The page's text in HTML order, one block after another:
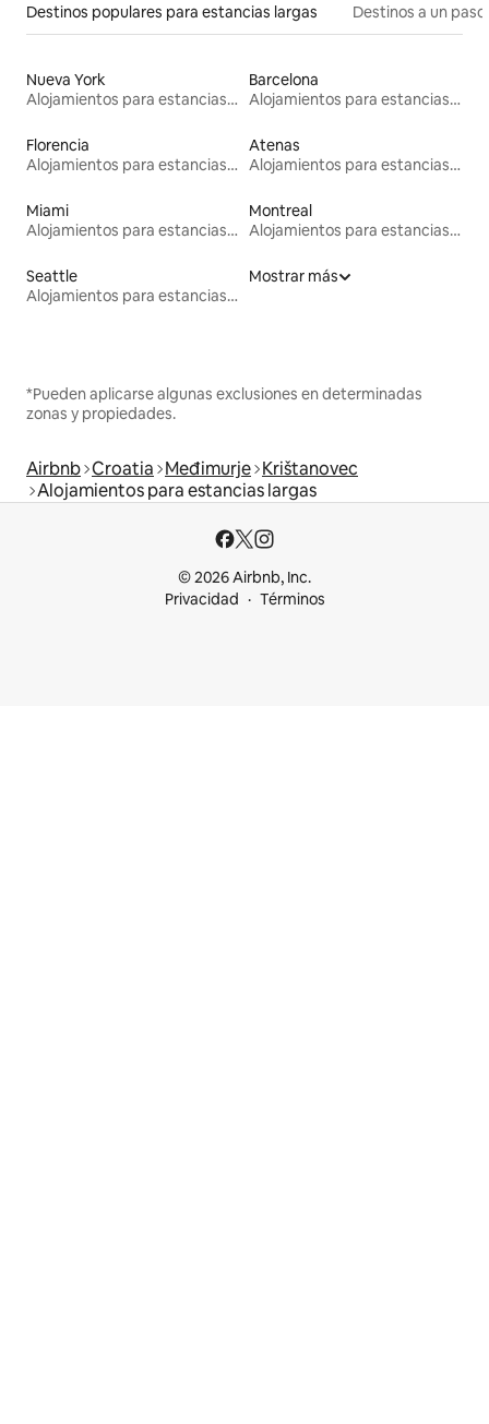
Destinos populares para estancias largas Destinos a un
Nueva York
Alojamientos para estancias largas
Barcelona
Alojamientos para estancias largas
Florencia
Alojamientos para estancias largas
Atenas
Alojamientos para estancias largas
Miami
Alojamientos para estancias largas
Montreal
Alojamientos para estancias largas
Seattle
Alojamientos para estancias largas
Mostrar más
*Pueden aplicarse algunas exclusiones en determinadas
zonas y propiedades.
Airbnb Croatia Međimurje Krištanovec
Alojamientos para estancias largas
© 2026 Airbnb, Inc.
Privacidad
Términos